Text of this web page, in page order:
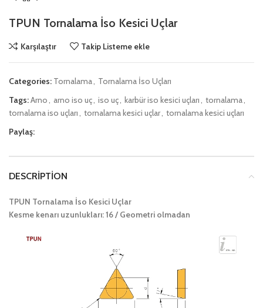
TPUN Tornalama İso Kesici Uçlar
Karşılaştır Takip Listeme ekle
Categories: Tornalama, Tornalama İso Uçları
Tags:Arno, arno iso uç, iso uç, karbür iso kesici uçları, tornalama,
tornalama iso uçları, tornalama kesici uçlar, tornalama kesici uçları
Paylaş:
DESCRIPTION
TPUN Tornalama İso Kesici Uçlar
Kesme kenarı uzunlukları: 16 / Geometri olmadan